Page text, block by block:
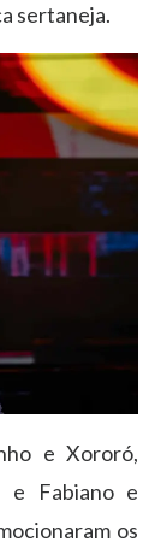
sertaneja.
e Xororó,
e Fabiano e
os